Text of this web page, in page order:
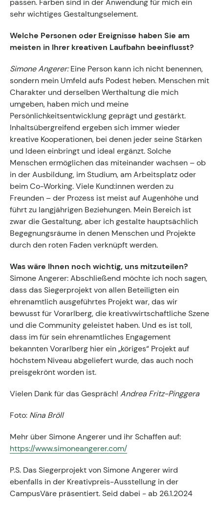
passen. Farben sind in der Anwendung für mich ein
sehr wichtiges Gestaltungselement.
Welche Personen oder Ereignisse haben Sie am
meisten in Ihrer kreativen Laufbahn beeinflusst?
Simone Angerer:Eine Person kann ich nicht benennen,
sondern mein Umfeld aufs Podest heben. Menschen mit
Charakter und derselben Werthaltung die mich
umgeben, haben mich und meine
Persönlichkeitsentwicklung geprägt und gestärkt.
Inhaltsübergreifend ergeben sich immer wieder
kreative Kooperationen, bei denen jeder seine Stärken
und Ideen einbringt und ideal ergänzt. Solche
Menschen ermöglichen das miteinander wachsen – ob
in der Ausbildung, im Studium, am Arbeitsplatz oder
beim Co-Working. Viele Kund:innen werden zu
Freunden – der Prozess ist meist auf Augenhöhe und
führt zu langjährigen Beziehungen. Mein Bereich ist
zwar die Gestaltung, aber ich gestalte hauptsächlich
Begegnungsräume in denen Menschen und Projekte
durch den roten Faden verknüpft werden.
Was wäre Ihnen noch wichtig, uns mitzuteilen?
Simone Angerer: Abschließend möchte ich noch sagen,
dass das Siegerprojekt von allen Beteiligten ein
ehrenamtlich ausgeführtes Projekt war, das wir
bewusst für Vorarlberg, die kreativwirtschaftliche Szene
und die Community geleistet haben. Und es ist toll,
dass im für sein ehrenamtliches Engagement
bekannten Vorarlberg hier ein „köriges“ Projekt auf
höchstem Niveau abgeliefert wurde, das auch noch
preisgekrönt worden ist.
Vielen Dank für das Gespräch! Andrea Fritz-Pinggera
Foto: Nina Bröll
Mehr über Simone Angerer und ihr Schaffen auf:
https://www.simoneangerer.com/
P.S. Das Siegerprojekt von Simone Angerer wird
ebenfalls in der Kreativpreis-Ausstellung in der
CampusVäre präsentiert. Seid dabei - ab 26.1.2024